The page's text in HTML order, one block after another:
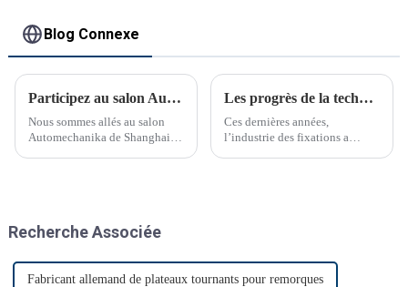
Blog Connexe
Participez au salon Automechanika de Shanghai
Nous sommes allés au salon
Automechanika de Shanghai
donc annoncé leur venue. Le
monde…
Les progrès de la technologie de fixation transforment les industries
Ces dernières années,
l’industrie des fixations a
Recherche Associée
Fabricant allemand de plateaux tournants pour remorques